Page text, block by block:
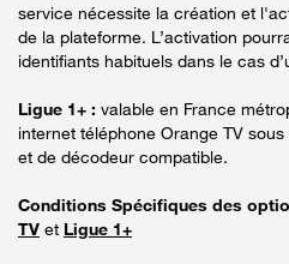
service nécessite la création et
de la plateforme. L’activation
identifiants habituels dans le cas
Ligue 1+ : valable en France
internet téléphone Orange TV
et de décodeur compatible.
Conditions Spécifiques des
TV et Ligue 1+